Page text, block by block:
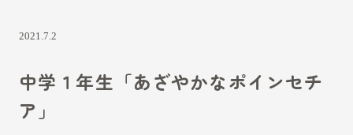
2021.7.2
中学１年生「あざやかなポインセチ
ア」